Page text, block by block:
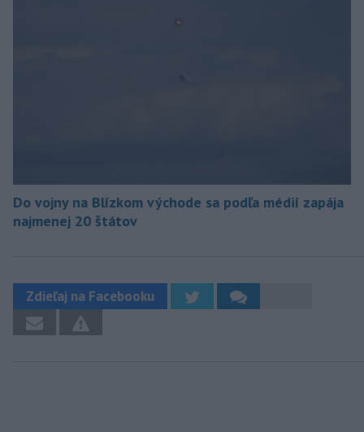
Do vojny na Blízkom východe sa podľa médií zapája
najmenej 20 štátov
Zdieľaj na Facebooku